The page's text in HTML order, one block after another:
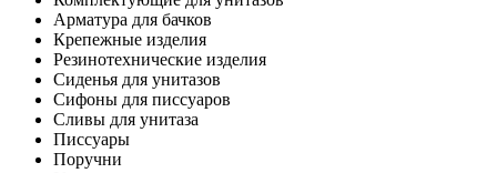
Арматура для бачков
Крепежные изделия
Резинотехнические изделия
Сиденья для унитазов
Сифоны для писсуаров
Сливы для унитаза
Писсуары
Поручни